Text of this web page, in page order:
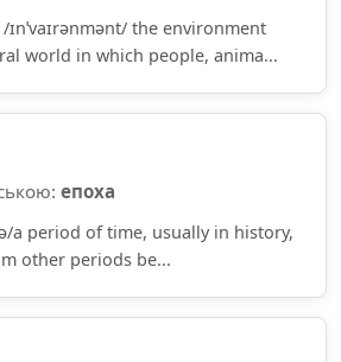
the environment
world in which people, anima...
епоха
a period of time, usually in history,
other periods be...